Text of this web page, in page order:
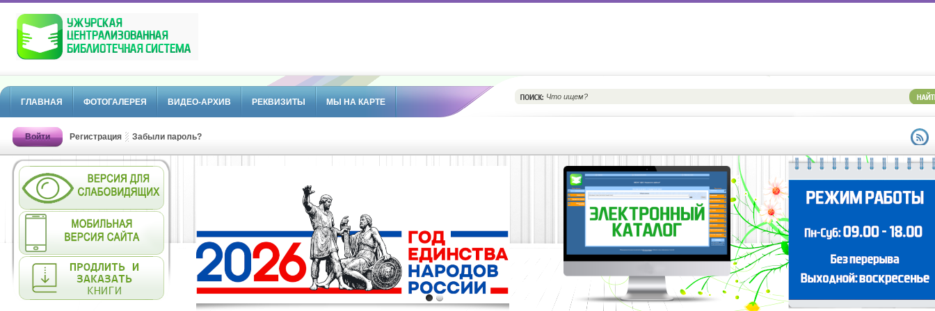
ГЛАВНАЯ ФОТОГАЛЕРЕЯ ВИДЕО-АРХИВ РЕКВИЗИТЫ МЫ НА КАРТЕ
Войти Регистрация Забыли пароль?